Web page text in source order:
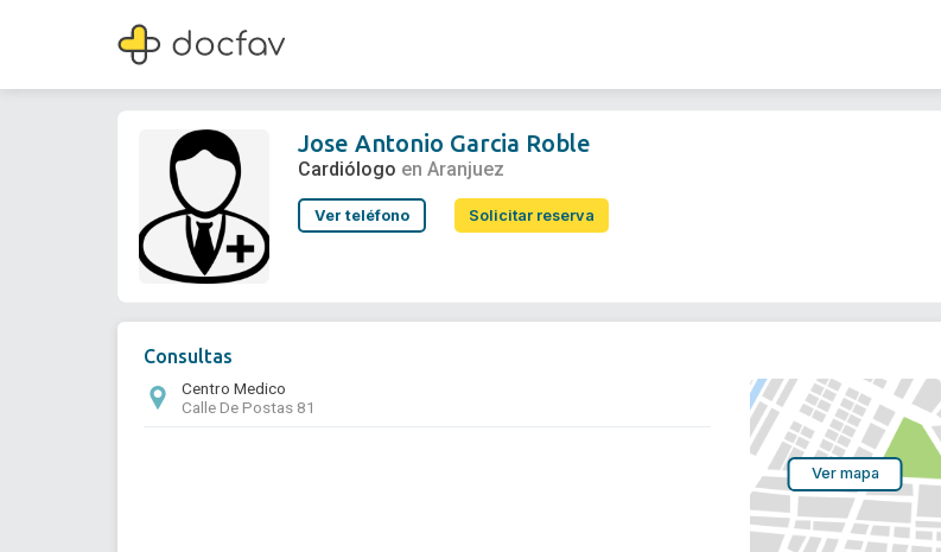
Jose Antonio Garcia Roble
Cardiólogo
Jose Antonio Garcia Roble
Cardiólogo en Aranjuez
Ver teléfono Solicitar reserva
Consultas
Centro Medico
Calle De Postas 81
Ver mapa